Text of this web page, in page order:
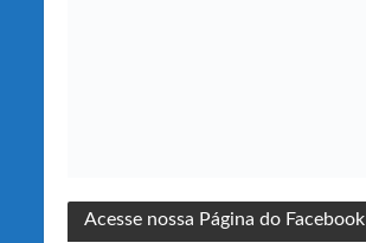
Acesse nossa Página do Facebook